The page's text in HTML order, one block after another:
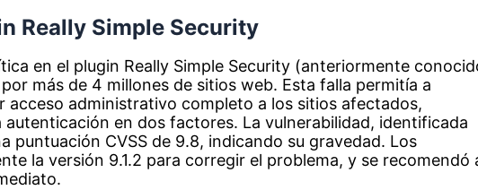
Really Simple Security
en el plugin Really Simple Security (anteriormente
más de 4 millones de sitios web. Esta falla permitía a
administrativo completo a los sitios afectados,
en dos factores. La vulnerabilidad, identificada
puntuación CVSS de 9.8, indicando su gravedad. Los
la versión 9.1.2 para corregir el problema, y se recomendó